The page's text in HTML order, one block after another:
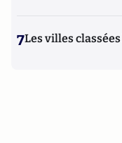
7Les villes